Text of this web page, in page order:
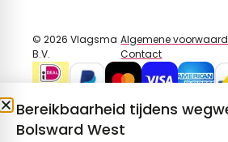
© 2026 Vlagsma
B.V.
Algemene
Contact
Bereikbaarheid tijdens
Bolsward West